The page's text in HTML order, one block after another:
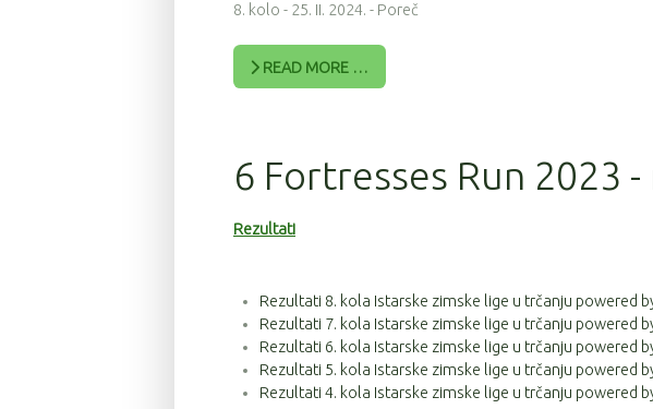
8. kolo - 25. II. 2024. - Poreč
READ MORE …
6 Fortresses Run 2023
Rezultati
Rezultati 8. kola Istarske zimske lige u trčanju powered
Rezultati 7. kola Istarske zimske lige u trčanju powered
Rezultati 6. kola Istarske zimske lige u trčanju powered
Rezultati 5. kola Istarske zimske lige u trčanju powered
Rezultati 4. kola Istarske zimske lige u trčanju powered